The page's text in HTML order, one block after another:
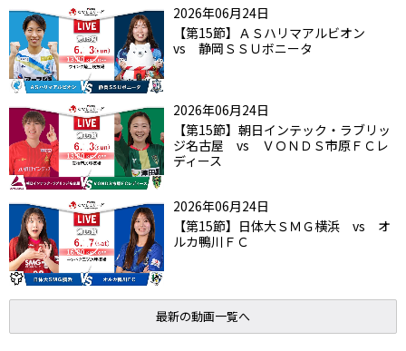
2026年06月24日
【第15節】ＡＳハリマアルビオン
vs 静岡ＳＳＵボニータ
2026年06月24日
【第15節】朝日インテック・ラブリッ
ジ名古屋 vs ＶＯＮＤＳ市原ＦＣレ
ディース
2026年06月24日
【第15節】日体大ＳＭＧ横浜 vs オ
ルカ鴨川ＦＣ
最新の動画一覧へ